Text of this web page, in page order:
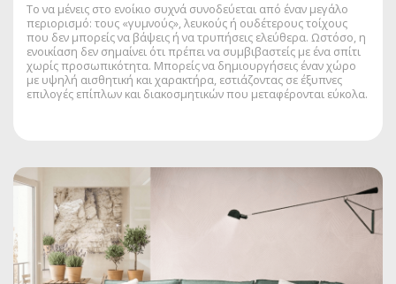
Το να μένεις στο ενοίκιο συχνά συνοδεύεται από έναν μεγάλο
περιορισμό: τους «γυμνούς», λευκούς ή ουδέτερους τοίχους
που δεν μπορείς να βάψεις ή να τρυπήσεις ελεύθερα. Ωστόσο, η
ενοικίαση δεν σημαίνει ότι πρέπει να συμβιβαστείς με ένα σπίτι
χωρίς προσωπικότητα. Μπορείς να δημιουργήσεις έναν χώρο
με υψηλή αισθητική και χαρακτήρα, εστιάζοντας σε έξυπνες
επιλογές επίπλων και διακοσμητικών που μεταφέρονται εύκολα.